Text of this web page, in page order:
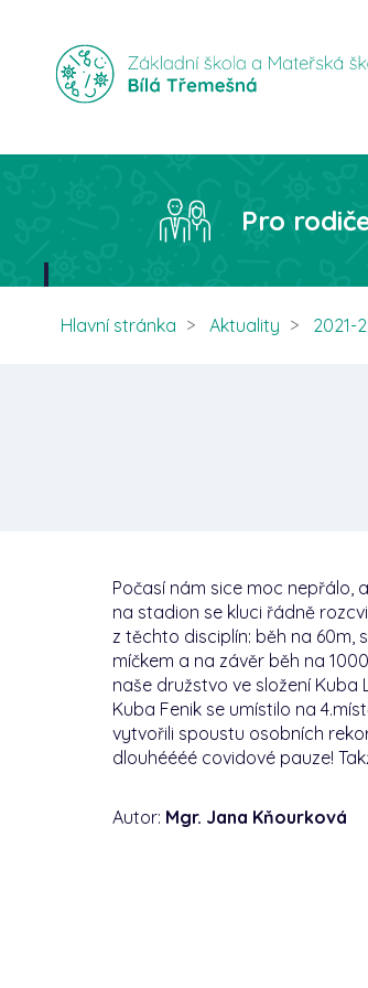
Pro
Hlavní stránka Aktuality 2021-
Počasí nám sice moc nepřálo,
na stadion se kluci řádně
z těchto disciplín: běh na
míčkem a na závěr běh na
naše družstvo ve složení Kuba
Kuba Fenik se umístilo na
vytvořili spoustu osobních
dlouhéééé covidové pauze!
Autor: Mgr. Jana Kňourková